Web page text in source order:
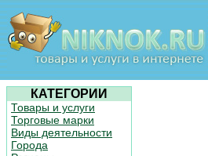
КАТЕГОРИИ
Товары и услуги
Торговые марки
Виды деятельности
Города